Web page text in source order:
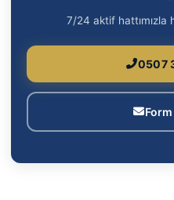
7/24 aktif hattımızla
0507